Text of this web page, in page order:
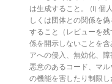
は生成すること。 (l) 個
しくは団体との関係を
すること（レビューを
係を開示しないことを
アへの侵入、無効化、
悪意のあるコード、マ
の機能を害したり制限